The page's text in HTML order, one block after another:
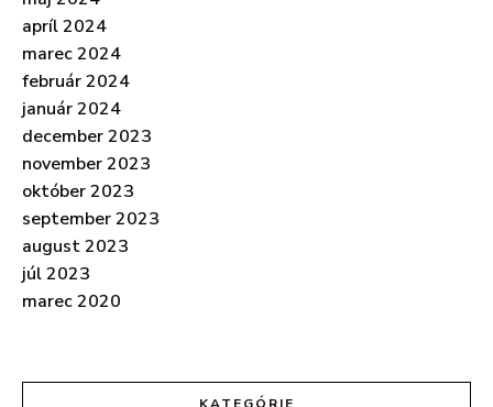
apríl 2024
marec 2024
február 2024
január 2024
december 2023
november 2023
október 2023
september 2023
august 2023
júl 2023
marec 2020
KATEGÓRIE